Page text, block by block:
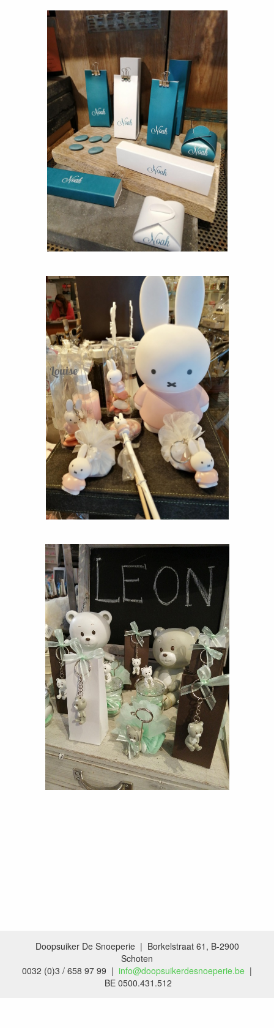
Doopsuiker De Snoeperie | Borkelstraat 61, B-2900
Schoten
0032 (0)3 / 658 97 99 | info@doopsuikerdesnoeperie.be |
BE 0500.431.512